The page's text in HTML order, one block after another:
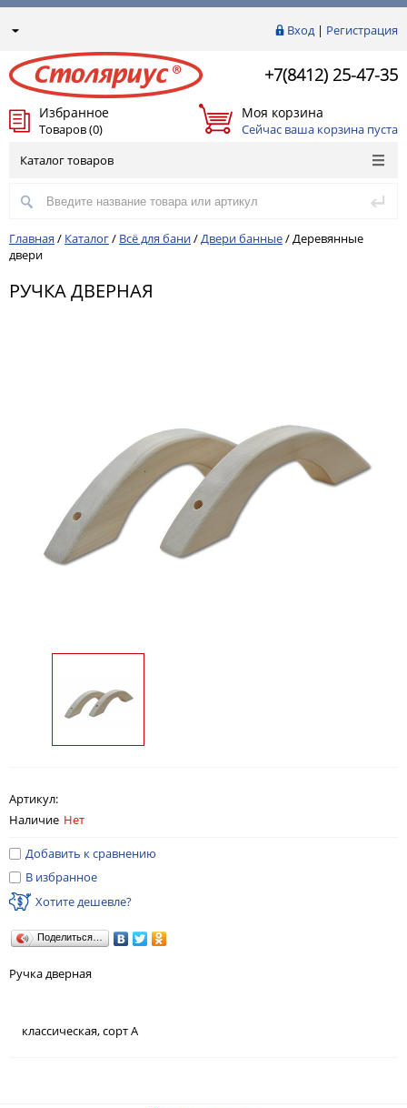
Вход| Регистрация
+7(8412) 25-47-35
Избранное
Товаров (0)
Моя корзина
Сейчас ваша корзина пуста
Каталог товаров
Главная / Каталог/ Всё для бани/Двери банные/Деревянные
двери
РУЧКА ДВЕРНАЯ
Артикул:
Наличие Нет
Добавить к сравнению
В избранное
Хотите дешевле?
Поделиться…
Ручка дверная
классическая, сорт А